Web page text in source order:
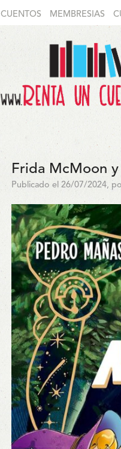
CUENTOS MEMBRESIAS
Frida McMoon
Publicado el 26/07/2024,